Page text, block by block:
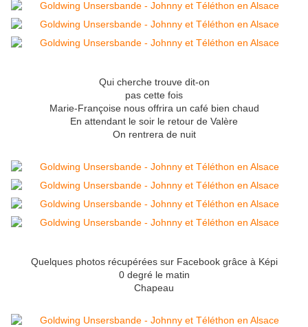
Qui cherche trouve dit-on
pas cette fois
Marie-Françoise nous offrira un café bien chaud
En attendant le soir le retour de Valère
On rentrera de nuit
Quelques photos récupérées sur Facebook grâce à Képi
0 degré le matin
Chapeau